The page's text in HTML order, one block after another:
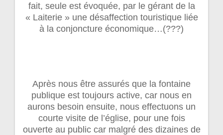
fait, seule est évoquée, par le gérant de la
« Laiterie » une désaffection touristique liée
à la conjoncture économique…(???)
Après nous être assurés que la fontaine
publique est toujours active, car nous en
aurons besoin ensuite, nous effectuons un
courte visite de l’église, pour une fois
ouverte au public car malgré des dizaines de